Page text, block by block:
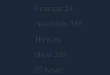
Finanzas 24
Investindo 365
Think.es
Viajar 365
ES Newz